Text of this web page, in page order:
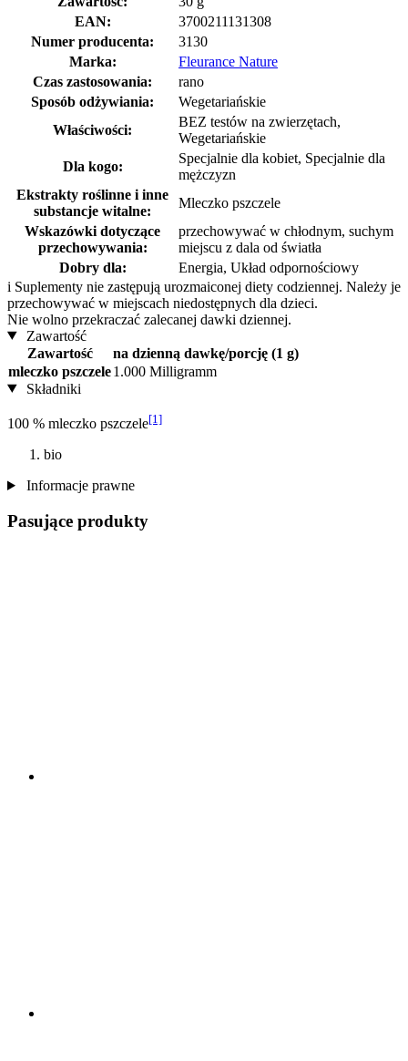
EAN:
3700211131308
Numer producenta:
3130
Marka:
Fleurance Nature
Czas zastosowania:
rano
Sposób odżywiania:
Wegetariańskie
Właściwości:
BEZ testów na zwierzętach,
Wegetariańskie
Dla kogo:
Specjalnie dla kobiet, Specjalnie dla
mężczyzn
Ekstrakty roślinne i inne
substancje witalne:
Mleczko pszczele
Wskazówki dotyczące
przechowywania:
przechowywać w chłodnym, suchym
miejscu z dala od światła
Dobry dla:
Energia, Układ odpornościowy
i Suplementy nie zastępują urozmaiconej diety codziennej. Należy je
przechowywać w miejscach niedostępnych dla dzieci.
Nie wolno przekraczać zalecanej dawki dziennej.
Zawartość
Zawartość
na dzienną dawkę/porcję (1 g)
mleczko pszczele1.000 Milligramm
Składniki
100 % mleczko pszczele[1]
bio
Informacje prawne
Pasujące produkty